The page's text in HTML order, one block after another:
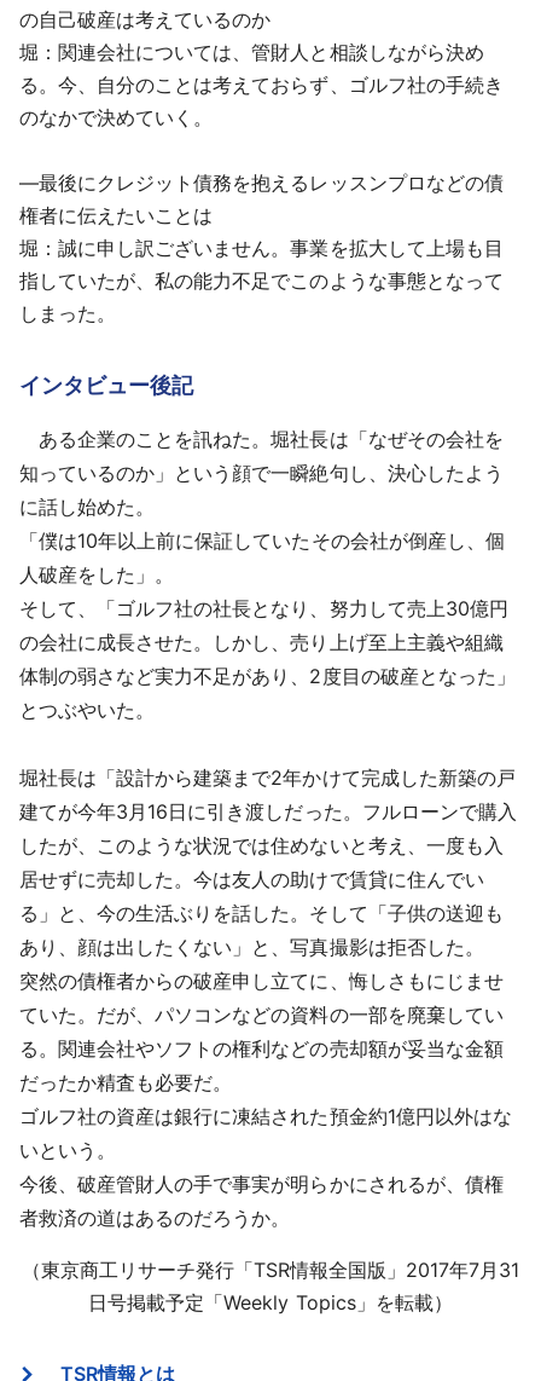
の自己破産は考えているのか
堀：関連会社については、管財人と相談しながら決め
る。今、自分のことは考えておらず、ゴルフ社の手続き
のなかで決めていく。
―最後にクレジット債務を抱えるレッスンプロなどの債
権者に伝えたいことは
堀：誠に申し訳ございません。事業を拡大して上場も目
指していたが、私の能力不足でこのような事態となって
しまった。
インタビュー後記
ある企業のことを訊ねた。堀社長は「なぜその会社を
知っているのか」という顔で一瞬絶句し、決心したよう
に話し始めた。
「僕は10年以上前に保証していたその会社が倒産し、個
人破産をした」。
そして、「ゴルフ社の社長となり、努力して売上30億円
の会社に成長させた。しかし、売り上げ至上主義や組織
体制の弱さなど実力不足があり、2度目の破産となった」
とつぶやいた。
堀社長は「設計から建築まで2年かけて完成した新築の戸
建てが今年3月16日に引き渡しだった。フルローンで購入
したが、このような状況では住めないと考え、一度も入
居せずに売却した。今は友人の助けで賃貸に住んでい
る」と、今の生活ぶりを話した。そして「子供の送迎も
あり、顔は出したくない」と、写真撮影は拒否した。
突然の債権者からの破産申し立てに、悔しさもにじませ
ていた。だが、パソコンなどの資料の一部を廃棄してい
る。関連会社やソフトの権利などの売却額が妥当な金額
だったか精査も必要だ。
ゴルフ社の資産は銀行に凍結された預金約1億円以外はな
いという。
今後、破産管財人の手で事実が明らかにされるが、債権
者救済の道はあるのだろうか。
（東京商工リサーチ発行「TSR情報全国版」2017年7月31
日号掲載予定「Weekly Topics」を転載）
TSR情報とは